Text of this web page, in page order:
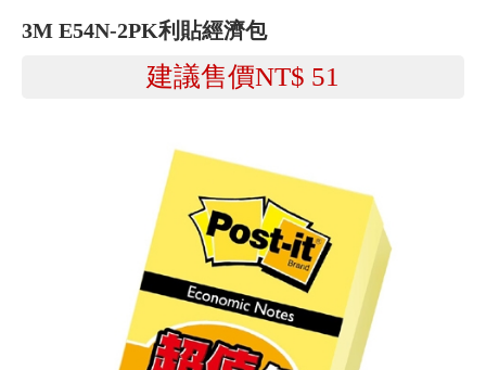
3M E54N-2PK利貼經濟包
建議售價NT$ 51